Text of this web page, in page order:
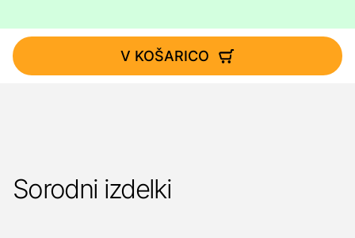
V KOŠARICO
Sorodni izdelki